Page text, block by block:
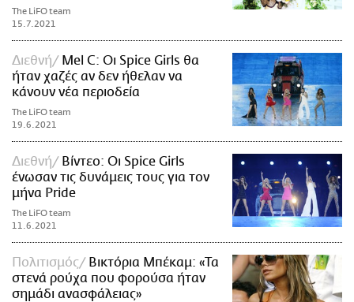
The LiFO team
15.7.2021
Διεθνή
Mel C: Οι Spice Girls θα
ήταν χαζές αν δεν ήθελαν να
κάνουν νέα περιοδεία
The LiFO team
19.6.2021
Διεθνή
Βίντεο: Οι Spice Girls
ένωσαν τις δυνάμεις τους για τον
μήνα Pride
The LiFO team
11.6.2021
Πολιτισμός
Βικτόρια Μπέκαμ: «Τα
στενά ρούχα που φορούσα ήταν
σημάδι ανασφάλειας»